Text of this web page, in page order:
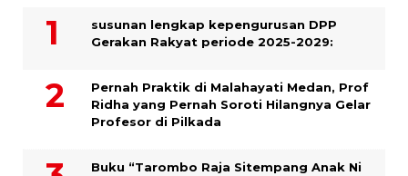
susunan lengkap kepengurusan DPP
Gerakan Rakyat periode 2025-2029:
Pernah Praktik di Malahayati Medan, Prof
Ridha yang Pernah Soroti Hilangnya Gelar
Profesor di Pilkada
Buku “Tarombo Raja Sitempang Anak Ni